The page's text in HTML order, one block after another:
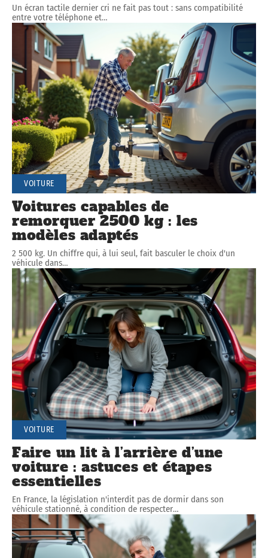
Un écran tactile dernier cri ne fait pas tout : sans compatibilité
entre votre téléphone et…
VOITURE
Voitures capables de
remorquer 2500 kg : les
modèles adaptés
2 500 kg. Un chiffre qui, à lui seul, fait basculer le choix d'un
véhicule dans…
VOITURE
Faire un lit à l’arrière d’une
voiture : astuces et étapes
essentielles
En France, la législation n'interdit pas de dormir dans son
véhicule stationné, à condition de respecter…